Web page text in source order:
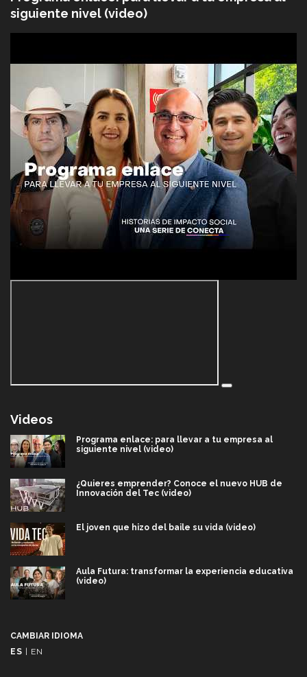
siguiente nivel (video)
Videos
Programa enlace: para llevar a tu empresa al
siguiente nivel (video)
¿Quieres emprender? Conoce el nuevo HUB de
Innovación del Tec (video)
El joven que hizo del baile su vida (video)
Aula Futura: transformar la experiencia educativa
(video)
CAMBIAR IDIOMA
ES | EN